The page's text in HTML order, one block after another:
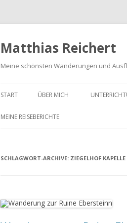
Matthias Reichert
Meine schönsten Wanderungen und
START ÜBER MICH
MEINE REISEBERICHTE
MEIN SCHWARZWALD URLAUB
SCHLAGWORT-ARCHIVE: ZIEGELHOF KAPELLE